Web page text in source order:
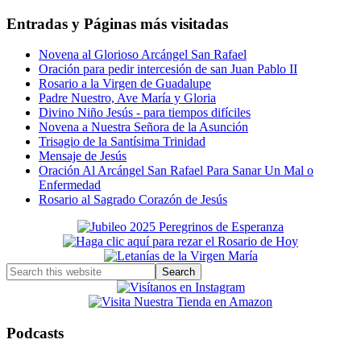
Entradas y Páginas más visitadas
Novena al Glorioso Arcángel San Rafael
Oración para pedir intercesión de san Juan Pablo II
Rosario a la Virgen de Guadalupe
Padre Nuestro, Ave María y Gloria
Divino Niño Jesús - para tiempos difíciles
Novena a Nuestra Señora de la Asunción
Trisagio de la Santísima Trinidad
Mensaje de Jesús
Oración Al Arcángel San Rafael Para Sanar Un Mal o
Enfermedad
Rosario al Sagrado Corazón de Jesús
Primary
Sidebar
Search
this
Podcasts